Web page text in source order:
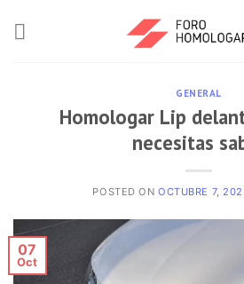
GENERAL
Homologar Lip
necesitas
POSTED ONOCTUBRE 7,
07
Oct